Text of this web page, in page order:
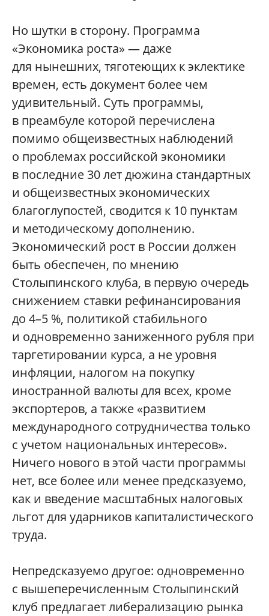
Но шутки в сторону. Программа
«Экономика роста» — даже
для нынешних, тяготеющих к эклектике
времен, есть документ более чем
удивительный. Суть программы,
в преамбуле которой перечислена
помимо общеизвестных наблюдений
о проблемах российской экономики
в последние 30 лет дюжина стандартных
и общеизвестных экономических
благоглупостей, сводится к 10 пунктам
и методическому дополнению.
Экономический рост в России должен
быть обеспечен, по мнению
Столыпинского клуба, в первую очередь
снижением ставки рефинансирования
до 4–5 %, политикой стабильного
и одновременно заниженного рубля при
таргетировании курса, а не уровня
инфляции, налогом на покупку
иностранной валюты для всех, кроме
экспортеров, а также «развитием
международного сотрудничества только
с учетом национальных интересов».
Ничего нового в этой части программы
нет, все более или менее предсказуемо,
как и введение масштабных налоговых
льгот для ударников капиталистического
труда.
Непредсказуемо другое: одновременно
с вышеперечисленным Столыпинский
клуб предлагает либерализацию рынка